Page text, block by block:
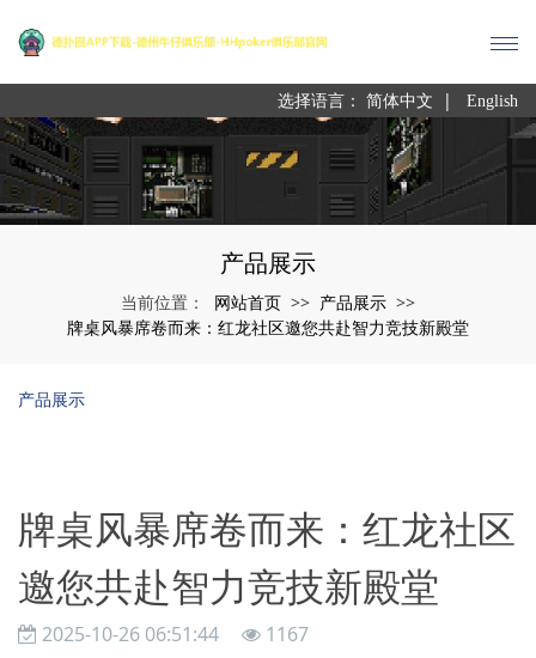
选择语言： 简体中文 | English
产品展示
当前位置： 网站首页 >> 产品展示 >>
牌桌风暴席卷而来：红龙社区邀您共赴智力竞技新殿堂
产品展示
牌桌风暴席卷而来：红龙社区
邀您共赴智力竞技新殿堂
2025-10-26 06:51:44 1167